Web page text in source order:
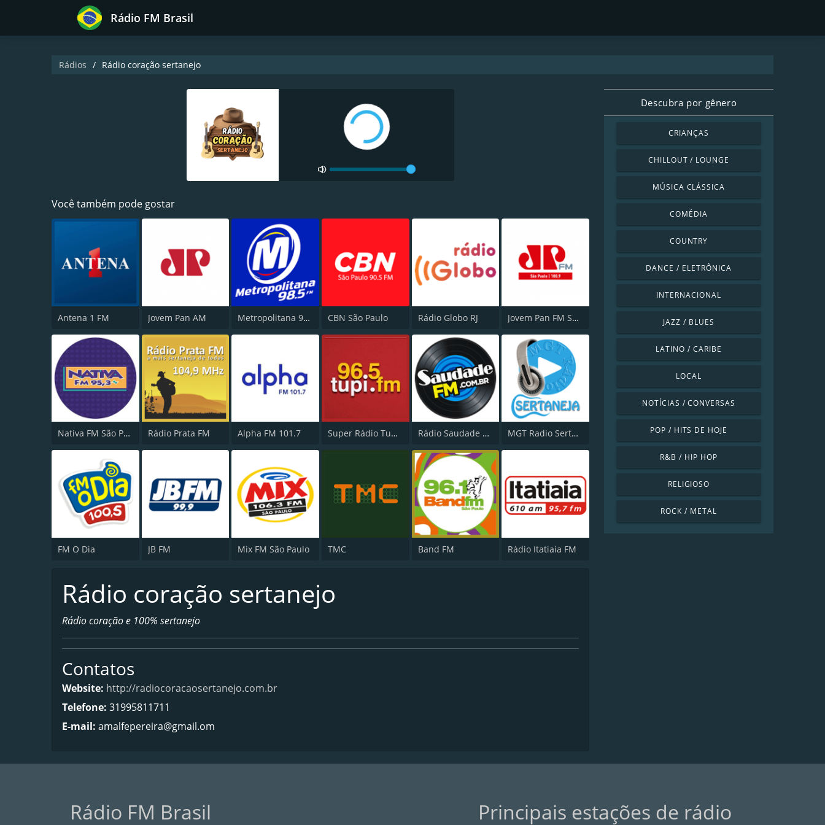
Rádio FM Brasil
Rádios Rádio coração sertanejo
Você também pode gostar
Antena 1 FM Jovem Pan AM Metropolitana 98.5 FM CBN São Paulo Rádio Globo RJ Jovem Pan FM São Paulo
Nativa FM São Paulo Rádio Prata FM Alpha FM 101.7 Super Rádio Tupi FM Rádio Saudade FM 100.7 MGT Radio Sertaneja
FM O Dia JB FM Mix FM São Paulo TMC Band FM Rádio Itatiaia FM
Rádio coração sertanejo
Rádio coração e 100% sertanejo
Contatos
Website: http://radiocoracaosertanejo.com.br
Telefone: 31995811711
E-mail: amalfepereira@gmail.om
Descubra por gênero
CRIANÇAS
CHILLOUT / LOUNGE
MÚSICA CLÁSSICA
COMÉDIA
COUNTRY
DANCE / ELETRÔNICA
INTERNACIONAL
JAZZ / BLUES
LATINO / CARIBE
LOCAL
NOTÍCIAS / CONVERSAS
POP / HITS DE HOJE
R&B / HIP HOP
RELIGIOSO
ROCK / METAL
Rádio FM Brasil Principais estações de rádio